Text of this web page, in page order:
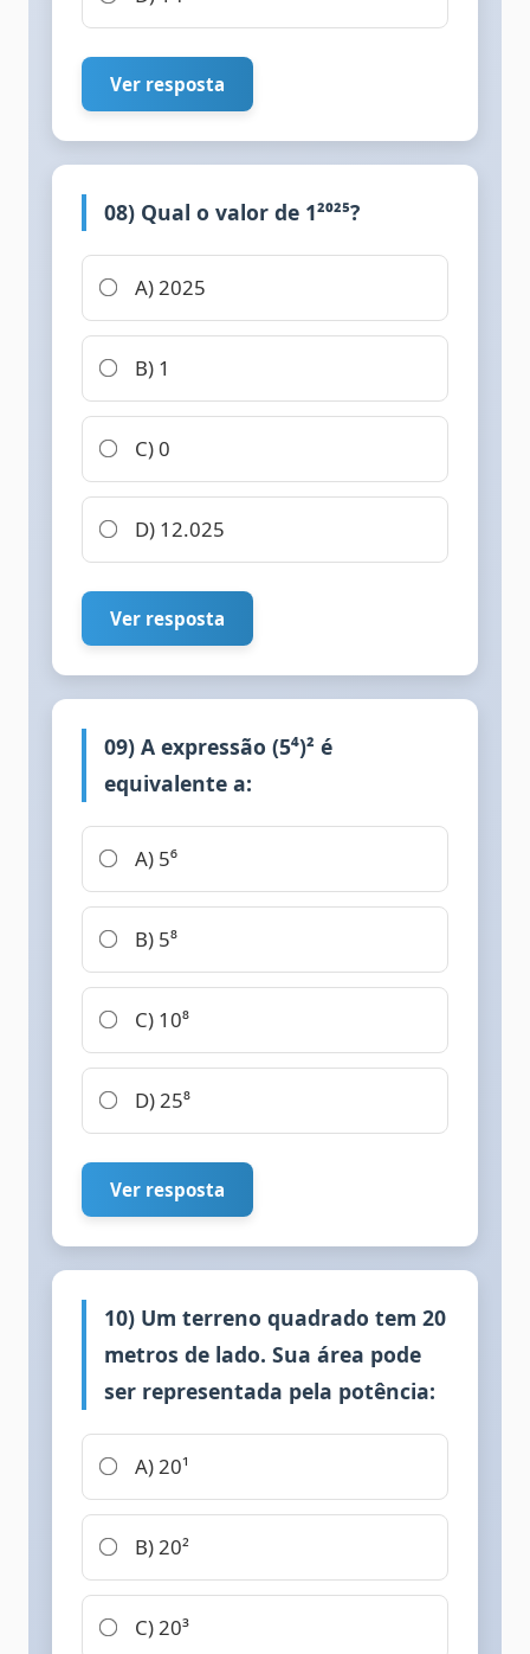
Ver resposta
08) Qual o valor de 1²⁰²⁵?
A) 2025
B) 1
C) 0
D) 12.025
Ver resposta
09) A expressão (5⁴)² é
equivalente a:
A) 5⁶
B) 5⁸
C) 10⁸
D) 25⁸
Ver resposta
10) Um terreno quadrado tem 20
metros de lado. Sua área pode
ser representada pela potência:
A) 20¹
B) 20²
C) 20³